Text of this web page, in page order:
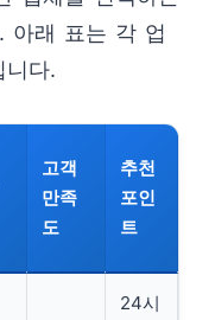
아래 표는 각 업
니다.
고객
만족
도
추천
포인
트
24시